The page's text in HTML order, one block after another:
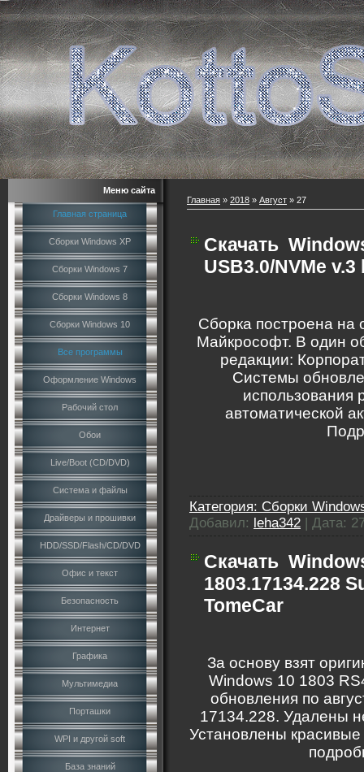
Меню сайта
Главная страница
Сборки Windows XP
Сборки Windows 7
Сборки Windows 8
Сборки Windows 10
Все программы
Оформление Windows
Рабочий стол
Обои
Live/Boot (CD/DVD)
Система и файлы
Драйверы и прошивки
HDD/SSD/Flash/CD/DVD
Офис и текст
Безопасность
Интернет
Графика
Мультимедиа
Порташки
WPI и другой soft
База знаний
Главная » 2018 » Август » 27
Скачать
USB3.0/NVMe
Сборка построена на
Майкрософт. В один
редакции:
Системы
использования
автоматической
Категория: Сборки
Добавил: leha342 Дата:
Скачать
1803.17134.228
TomeCar
За основу взят
Windows 10 1803
обновления по
17134.228. Удалены
Установлены